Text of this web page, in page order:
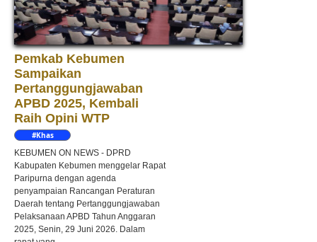
Pemkab Kebumen
Sampaikan
Pertanggungjawaban
APBD 2025, Kembali
Raih Opini WTP
#Khas
KEBUMEN ON NEWS - DPRD
Kabupaten Kebumen menggelar Rapat
Paripurna dengan agenda
penyampaian Rancangan Peraturan
Daerah tentang Pertanggungjawaban
Pelaksanaan APBD Tahun Anggaran
2025, Senin, 29 Juni 2026. Dalam